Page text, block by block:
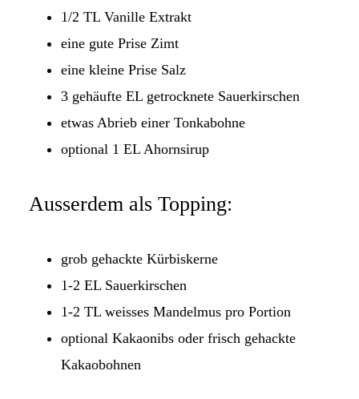
1/2 TL Vanille Extrakt
eine gute Prise Zimt
eine kleine Prise Salz
3 gehäufte EL getrocknete Sauerkirschen
etwas Abrieb einer Tonkabohne
optional 1 EL Ahornsirup
Ausserdem als Topping:
grob gehackte Kürbiskerne
1-2 EL Sauerkirschen
1-2 TL weisses Mandelmus pro Portion
optional Kakaonibs oder frisch gehackte
Kakaobohnen